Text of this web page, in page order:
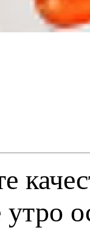
утро